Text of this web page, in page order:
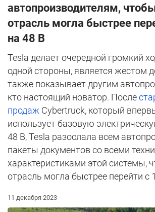
автопроизводителям,
отрасль могла быстрее
на 48 В
Tesla делает очередной громкий
одной стороны, является жестом
также показывает другим
кто настоящий новатор. После
продаж Cybertruck, который
использует базовую
48 В, Tesla разослала всем
пакеты документов со всеми
характеристиками этой системы,
отрасль могла быстрее перейти с
11 декабря 2023